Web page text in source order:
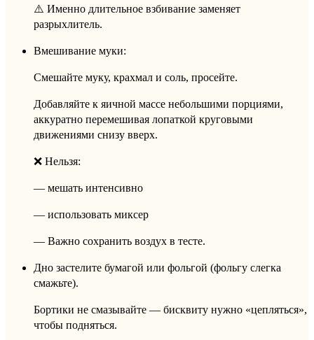
⚠️ Именно длительное взбивание заменяет
разрыхлитель.
Вмешивание муки:
Смешайте муку, крахмал и соль, просейте.
Добавляйте к яичной массе небольшими порциями,
аккуратно перемешивая лопаткой круговыми
движениями снизу вверх.
❌ Нельзя:
— мешать интенсивно
— использовать миксер
— Важно сохранить воздух в тесте.
Дно застелите бумагой или фольгой (фольгу слегка
смажьте).
Бортики не смазывайте — бисквиту нужно «цепляться»,
чтобы подняться.